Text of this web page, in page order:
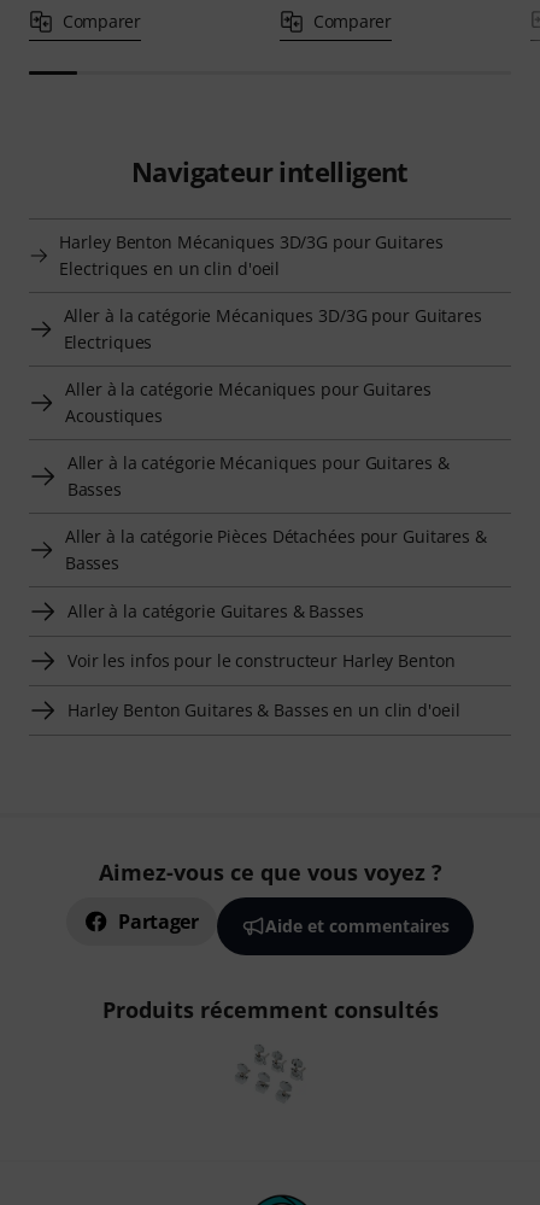
Comparer Comparer
Navigateur intelligent
Harley Benton Mécaniques 3D/3G pour Guitares
Electriques en un clin d'oeil
Aller à la catégorie Mécaniques 3D/3G pour Guitares
Electriques
Aller à la catégorie Mécaniques pour Guitares
Acoustiques
Aller à la catégorie Mécaniques pour Guitares &
Basses
Aller à la catégorie Pièces Détachées pour Guitares &
Basses
Aller à la catégorie Guitares & Basses
Voir les infos pour le constructeur Harley Benton
Harley Benton Guitares & Basses en un clin d'oeil
Aimez-vous ce que vous voyez ?
Partager Aide et commentaires
Produits récemment consultés